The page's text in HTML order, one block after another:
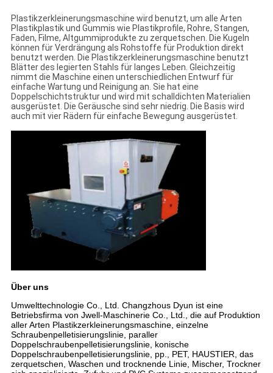
Plastikzerkleinerungsmaschine wird benutzt, um alle Arten
Plastikplastik und Gummis wie Plastikprofile, Rohre, Stangen,
Faden, Filme, Altgummiprodukte zu zerquetschen. Die Kugeln
können für Verdrängung als Rohstoffe für Produktion direkt
benutzt werden. Die Plastikzerkleinerungsmaschine benutzt
Blätter des legierten Stahls für langes Leben. Gleichzeitig
nimmt die Maschine einen unterschiedlichen Entwurf für
einfache Wartung und Reinigung an. Sie hat eine
Doppelschichtstruktur und wird mit schalldichten Materialien
ausgerüstet. Die Geräusche sind sehr niedrig. Die Basis wird
auch mit vier Rädern für einfache Bewegung ausgerüstet.
Über uns
Umwelttechnologie Co., Ltd. Changzhous Dyun ist eine
Betriebsfirma von Jwell-Maschinerie Co., Ltd., die auf Produktion
aller Arten Plastikzerkleinerungsmaschine, einzelne
Schraubenpelletisierungslinie, paraller
Doppelschraubenpelletisierungslinie, konische
Doppelschraubenpelletisierungslinie, pp., PET, HAUSTIER, das
zerquetschen, Waschen und trocknende Linie, Mischer, Trockner